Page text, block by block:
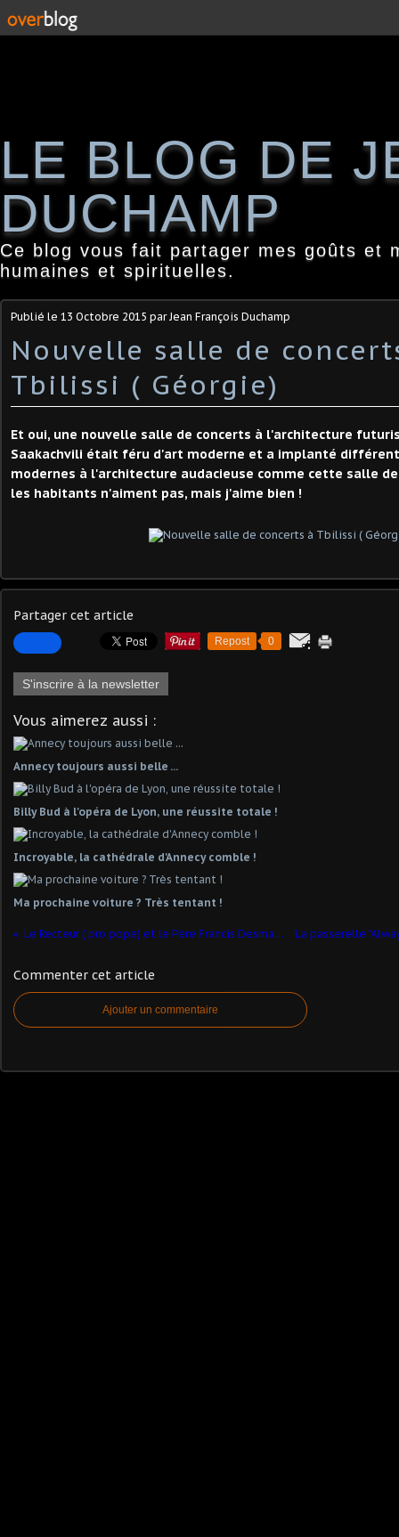
LE BLOG DE
DUCHAMP
Ce blog vous fait partager mes goûts et
humaines et spirituelles.
Publié le 13 Octobre 2015 par Jean François Duchamp
Nouvelle salle de
Tbilissi ( Géorgie)
Et oui, une nouvelle salle de concerts à l'architecture
Saakachvili était féru d'art moderne et a implanté
modernes à l'architecture audacieuse comme cette salle
les habitants n'aiment pas, mais j'aime bien !
Partager cet article
Repost 0
S'inscrire à la newsletter
Vous aimerez aussi :
Annecy toujours aussi belle ...
Billy Bud à l'opéra de Lyon, une réussite totale !
Incroyable, la cathédrale d'Annecy comble !
Ma prochaine voiture ? Très tentant !
Le Recteur ( pro pope) et le Père Francis Desmarais
Commenter cet article
Ajouter un commentaire